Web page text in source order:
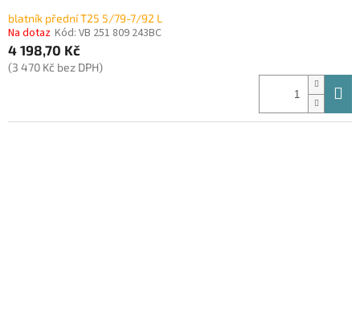
blatník přední T25 5/79-7/92 L
Na dotaz Kód: VB 251 809 243BC
4 198,70 Kč
(3 470 Kč bez DPH)